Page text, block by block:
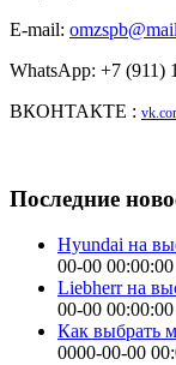
E-mail:
WhatsApp: +7 (911)
ВКОНТАКТЕ :
Последние
Hyundai на
00-00 00:00:00
Liebherr на
00-00 00:00:00
Как выбрать
0000-00-00